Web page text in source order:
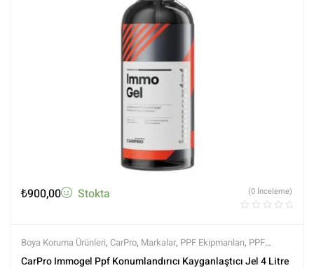
₺900,00 Stokta (0 İnceleme)
Boya Koruma Ürünleri, CarPro, Markalar, PPF Ekipmanları, PPF
Kaplama Ürünleri, Tüm Ürünler,Tüm Ürünler
CarPro Immogel Ppf Konumlandırıcı Kayganlaştıcı Jel 4 Litre